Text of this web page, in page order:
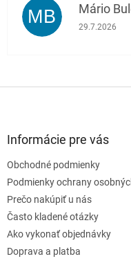
MB Mário
Hodnotenie
29.7.2026
Informácie pre vás
Obchodné podmienky
Podmienky ochrany
Prečo nakúpiť u nás
Často kladené otázky
Ako vykonať objednávky
Doprava a platba